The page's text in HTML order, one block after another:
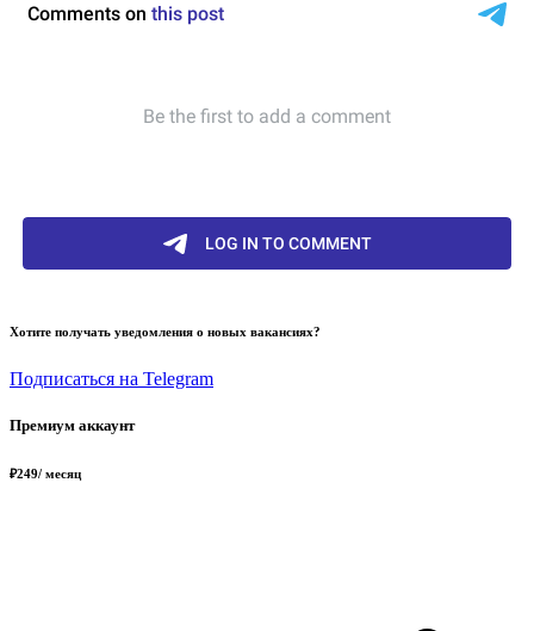
Хотите получать уведомления о новых вакансиях?
Подписаться на Telegram
Премиум аккаунт
₽249/ месяц